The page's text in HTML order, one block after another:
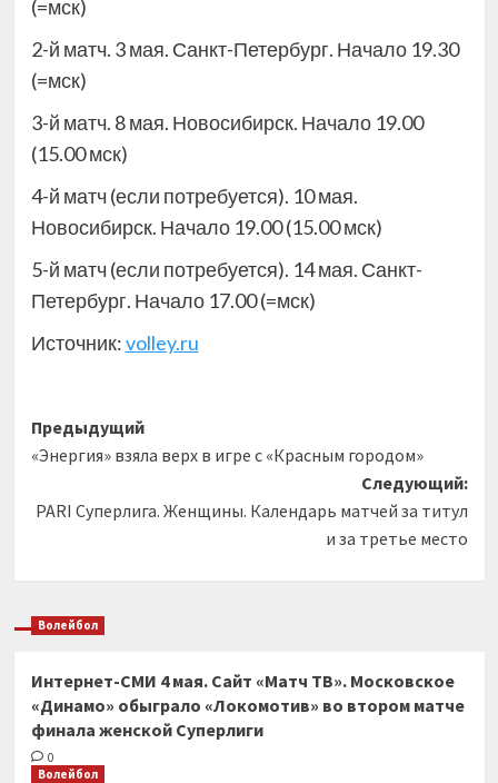
(=мск)
2-й матч. 3 мая. Санкт-Петербург. Начало 19.30
(=мск)
3-й матч. 8 мая. Новосибирск. Начало 19.00
(15.00 мск)
4-й матч (если потребуется). 10 мая.
Новосибирск. Начало 19.00 (15.00 мск)
5-й матч (если потребуется). 14 мая. Санкт-
Петербург. Начало 17.00 (=мск)
Источник:volley.ru
Навигация
записи
Предыдущий
«Энергия» взяла верх в игре с «Красным городом»
Следующий:
PARI Суперлига. Женщины. Календарь матчей за титул
и за третье место
Волейбол
Интернет-СМИ 4 мая. Сайт «Матч ТВ». Московское
«Динамо» обыграло «Локомотив» во втором матче
финала женской Суперлиги
0
Волейбол